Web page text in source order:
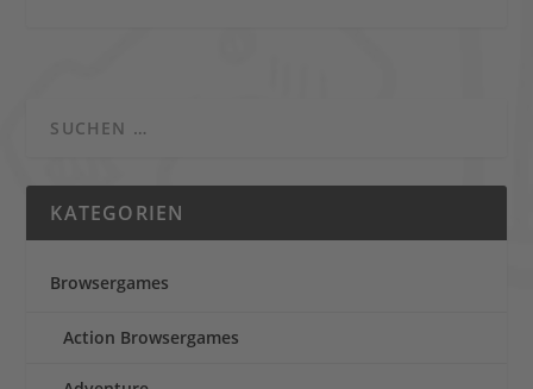
KATEGORIEN
Browsergames
Action Browsergames